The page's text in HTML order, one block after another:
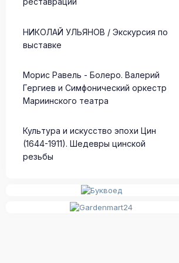
НИКОЛАЙ УЛЬЯНОВ / Экскурсия по
выставке
Морис Равель - Болеро. Валерий
Гергиев и Симфонический оркестр
Мариинского театра
Культура и искусство эпохи Цин
(1644-1911). Шедевры цинской
резьбы